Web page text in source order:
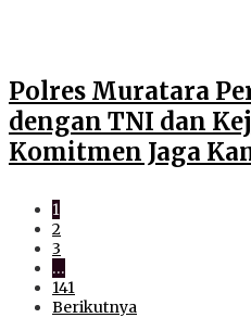
Polres Muratara
dengan TNI dan
Komitmen Jaga
1
2
3
…
141
Berikutnya